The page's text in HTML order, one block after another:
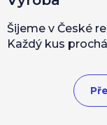
Šijeme v České
Každý kus